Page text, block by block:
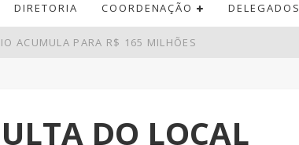
DIRETORIA COORDENAÇÃO DELEGADOS
ACUMULA PARA R$ 165 MILHÕES
EM BARES E RESTAURANTES
EM R$ 7,15 BILHÕES EM JULHO
DO LOCAL